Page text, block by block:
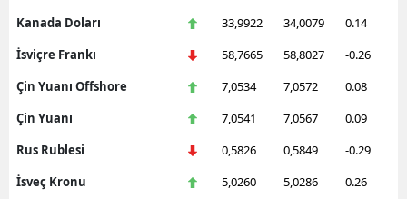
Kanada Doları
33,9922 34,0079
0.14
İsviçre Frankı
58,7665 58,8027
-0.26
Çin Yuanı Offshore
7,0534 7,0572
0.08
Çin Yuanı
7,0541 7,0567
0.09
Rus Rublesi
0,5826 0,5849
-0.29
İsveç Kronu
5,0260 5,0286
0.26